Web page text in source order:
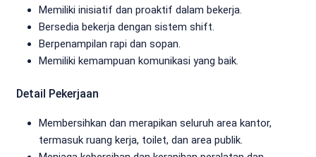
Memiliki inisiatif dan proaktif dalam bekerja.
Bersedia bekerja dengan sistem shift.
Berpenampilan rapi dan sopan.
Memiliki kemampuan komunikasi yang baik.
Detail Pekerjaan
Membersihkan dan merapikan seluruh area kantor,
termasuk ruang kerja, toilet, dan area publik.